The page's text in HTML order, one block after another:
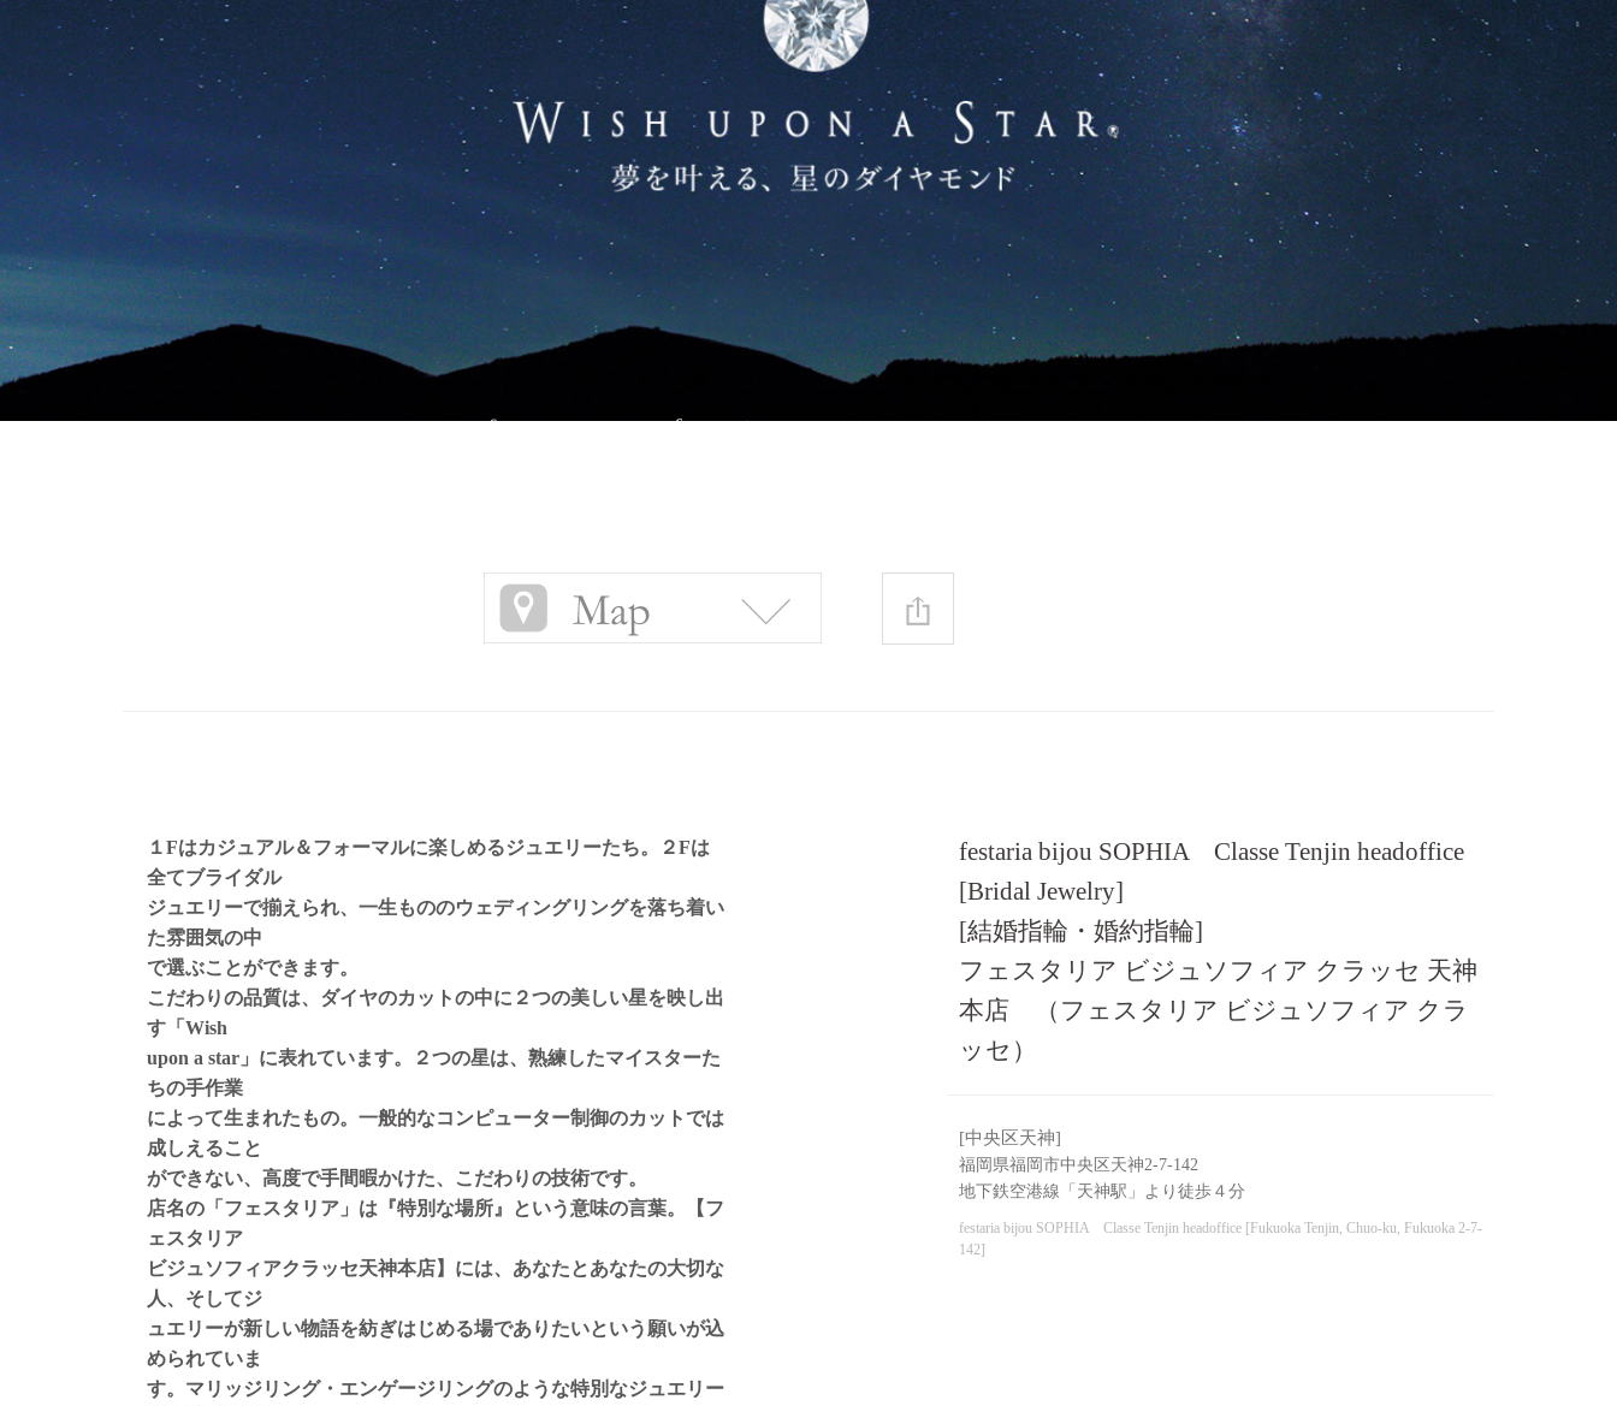
festaria bijou SOPHIA Classe Tenjin headoffice
[Bridal Jewelry]
[結婚指輪・婚約指輪]
フェスタリア ビジュソフィア クラッセ 天神
本店 （フェスタリア ビジュソフィア クラ
ッセ）
[中央区天神]
福岡県福岡市中央区天神2-7-142
地下鉄空港線「天神駅」より徒歩４分
festaria bijou SOPHIA Classe Tenjin headoffice [Fukuoka Tenjin, Chuo-ku, Fukuoka 2-7-
142]
１Fはカジュアル＆フォーマルに楽しめるジュエリーたち。２Fは
全てブライダル
ジュエリーで揃えられ、一生もののウェディングリングを落ち着い
た雰囲気の中
で選ぶことができます。
こだわりの品質は、ダイヤのカットの中に２つの美しい星を映し出
す「Wish
upon a star」に表れています。２つの星は、熟練したマイスターた
ちの手作業
によって生まれたもの。一般的なコンピューター制御のカットでは
成しえること
ができない、高度で手間暇かけた、こだわりの技術です。
店名の「フェスタリア」は『特別な場所』という意味の言葉。【フ
ェスタリア
ビジュソフィアクラッセ天神本店】には、あなたとあなたの大切な
人、そしてジ
ュエリーが新しい物語を紡ぎはじめる場でありたいという願いが込
められていま
す。マリッジリング・エンゲージリングのような特別なジュエリー